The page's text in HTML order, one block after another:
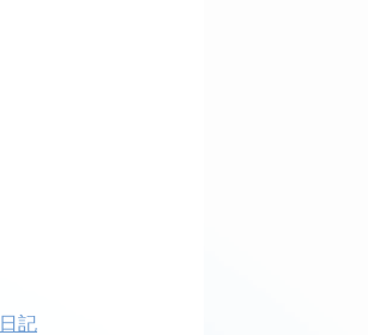
記